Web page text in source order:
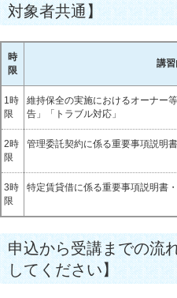
対象者共通】
時
限
講
1時
限
維持保全の実施におけるオーナー
告」「トラブル対応」
2時
限
管理委託契約に係る重要事項説明
3時
限
特定賃貸借に係る重要事項説明書
申込から受講までの流
してください】